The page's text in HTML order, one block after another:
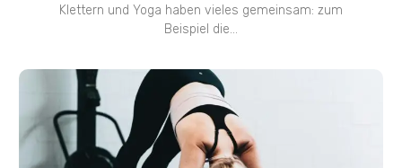
Klettern und Yoga haben vieles gemeinsam: zum
Beispiel die...